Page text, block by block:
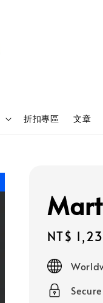
折扣專區 文章
Sale
price
NT$